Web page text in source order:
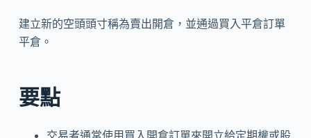
建立新的空頭頭寸稱為賣出開倉，並通過買入平倉訂單
平倉。
要點
交易者通常使用買入開倉訂單來開立給定期權或股